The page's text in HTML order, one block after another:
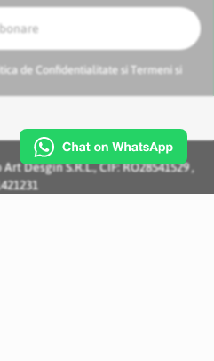
de Confidentialitate si
Termeni si
Desgin S.R.L., CIF: RO28541529 ,